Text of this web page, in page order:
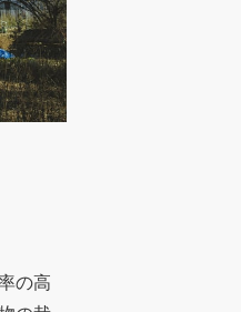
の高